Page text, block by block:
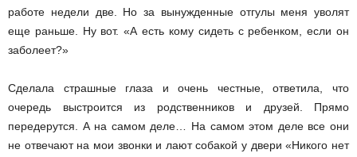
работе недели две. Но за вынужденные отгулы меня уволят
еще раньше. Ну вот. «А есть кому сидеть с ребенком, если он
заболеет?»
Сделала страшные глаза и очень честные, ответила, что
очередь выстроится из родственников и друзей. Прямо
передерутся. А на самом деле… На самом этом деле все они
не отвечают на мои звонки и лают собакой у двери «Никого нет